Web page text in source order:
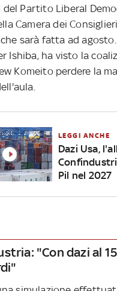
del Partito Liberal
Camera dei
sarà fatta ad
Ishiba, ha visto la
Komeito perdere la
LEGGI ANCHE
Dazi Usa,
Pil nel 2027
"Con dazi al